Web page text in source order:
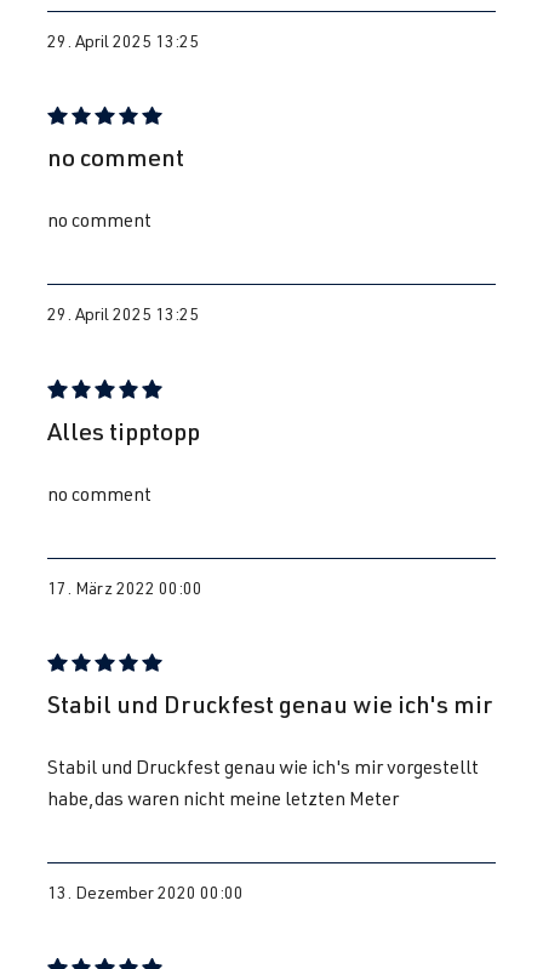
29. April 2025 13:25
Bewertung mit 5 von 5 Sternen
no comment
no comment
29. April 2025 13:25
Bewertung mit 5 von 5 Sternen
Alles tipptopp
no comment
17. März 2022 00:00
Bewertung mit 5 von 5 Sternen
Stabil und Druckfest genau wie ich's mir
Stabil und Druckfest genau wie ich's mir vorgestellt
habe,das waren nicht meine letzten Meter
13. Dezember 2020 00:00